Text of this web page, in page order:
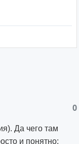
0
Да чего там
и понятно: